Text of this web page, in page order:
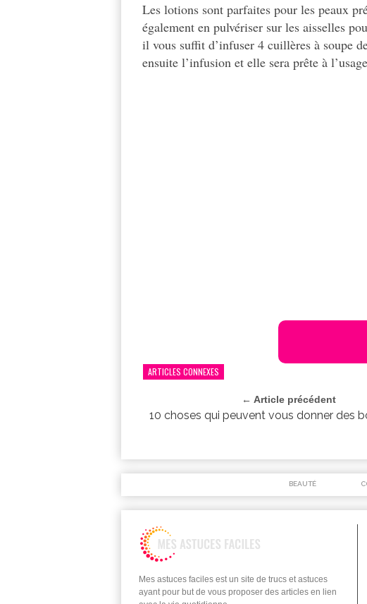
Les lotions sont parfaites pour les peaux
également en pulvériser sur les aisselles
il vous suffit d’infuser 4 cuillères à soupe
ensuite l’infusion et elle sera prête à
ARTICLES CONNEXES
← Article précédent
10 choses qui peuvent vous donner des
BEAUTÉ
Mes astuces faciles est un site de trucs et astuces
ayant pour but de vous proposer des articles en lien